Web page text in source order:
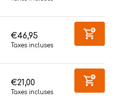
€46,95
Taxes incluses
€21,00
Taxes incluses